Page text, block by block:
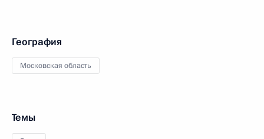
География
Московская область
Темы